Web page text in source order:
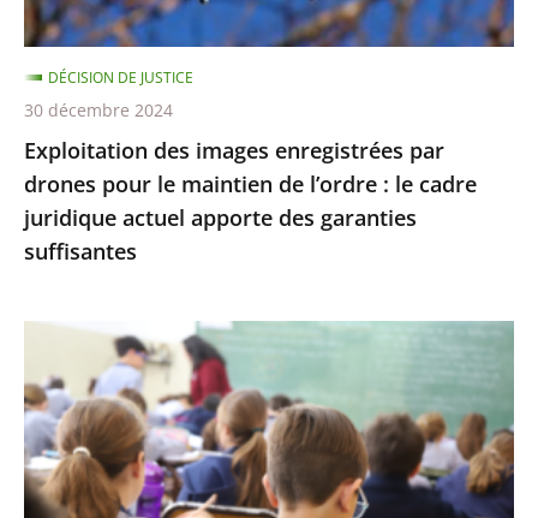
maintien
de
l’ordre
:
le
cadre
juridique
actuel
des
suffisantes
Exploitation des images enregistrées par
drones pour le maintien de l’ordre : le cadre
juridique actuel apporte des garanties
suffisantes
DÉCISION DE JUSTICE
30 décembre 2024
L’interdiction
recourir
à
certains
éléments